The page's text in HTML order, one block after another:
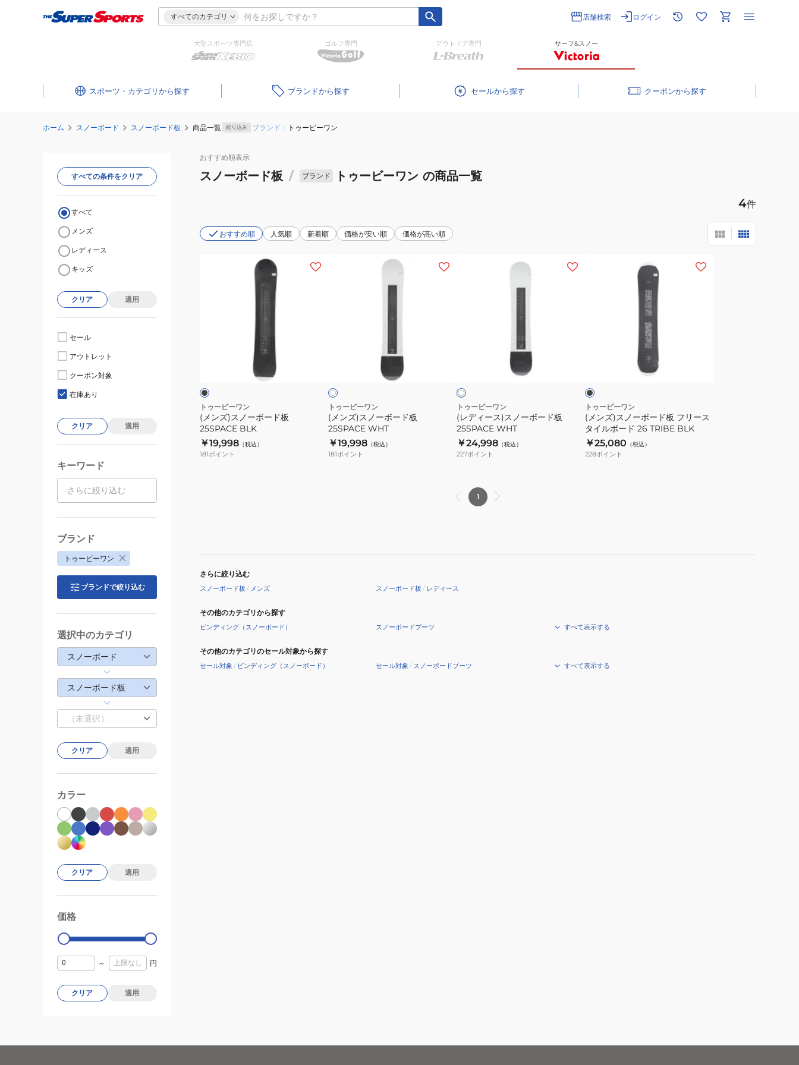
すべてのカテゴリ 店舗検索 ログイン
大型スポーツ専門店 ゴルフ専門 アウトドア専門 サーフ&スノー
スポーツ・カテゴリ ブランド セール クーポン
ホーム スノーボード スノーボード板 商品一覧 絞り込み ブランド： トゥービーワン
おすすめ順表示
スノーボード板 / ブランド トゥービーワン の商品一覧
4件
おすすめ順 人気順 新着順 価格が安い順 価格が高い順
板
25SPACE
BLK
トゥービーワン
(メンズ)スノーボード板
25SPACE BLK
￥19,998 （税込）
181ポイント
板
25SPACE
WHT
フ
ホ
ワ
ト トゥービーワン
(メンズ)スノーボード板
25SPACE WHT
￥19,998 （税込）
181ポイント
ー
ド
板
25SPACE
WHT
フ
ホ
ワ
ト トゥービーワン
(レディース)スノーボード板
25SPACE WHT
￥24,998 （税込）
227ポイント
板
フ
リ
ー
ス
ラ
ッ
トゥービーワン
(メンズ)スノーボード板 フリース
タイルボード 26 TRIBE BLK
￥25,080 （税込）
228ポイント
1
さらに絞り込む
スノーボード板 / メンズ スノーボード板 / レディース
その他のカテゴリから探す
ビンディング（スノーボード） スノーボードブーツ すべて表示する
その他のカテゴリのセール対象から探す
セール対象 / ビンディング（スノーボード） セール対象 / スノーボードブーツ すべて表示する
すべての条件をクリア
すべて
メンズ
レディース
キッズ
クリア 適用
セール
アウトレット
クーポン対象
在庫あり
クリア 適用
キーワード
ブランド
トゥービーワン
ブランドで絞り込む
選択中のカテゴリ
スノーボード
スノーボード板
（未選択）
クリア 適用
カラー
クリア 適用
価格
0
～ 円
クリア 適用